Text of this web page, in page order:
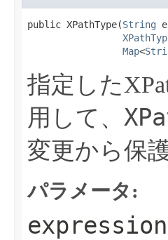
public XPathType​(String
Map<
指定した
用して、
変更から保
パラメータ:
expression